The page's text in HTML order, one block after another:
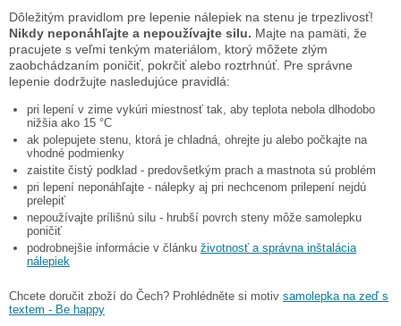
Dôležitým pravidlom pre lepenie nálepiek na stenu je trpezlivosť!
Nikdy neponáhľajte a nepoužívajte silu. Majte na pamäti, že
pracujete s veľmi tenkým materiálom, ktorý môžete zlým
zaobchádzaním poničiť, pokrčiť alebo roztrhnúť. Pre správne
lepenie dodržujte nasledujúce pravidlá:
pri lepení v zime vykúri miestnosť tak, aby teplota nebola dlhodobo
nižšia ako 15 °C
ak polepujete stenu, ktorá je chladná, ohrejte ju alebo počkajte na
vhodné podmienky
zaistite čistý podklad - predovšetkým prach a mastnota sú problém
pri lepení neponáhľajte - nálepky aj pri nechcenom prilepení nejdú
prelepiť
nepoužívajte prílišnú silu - hrubší povrch steny môže samolepku
poničiť
podrobnejšie informácie v článku životnosť a správna inštalácia
nálepiek
Chcete doručit zboží do Čech? Prohlédněte si motiv samolepka na zeď s
textem - Be happy